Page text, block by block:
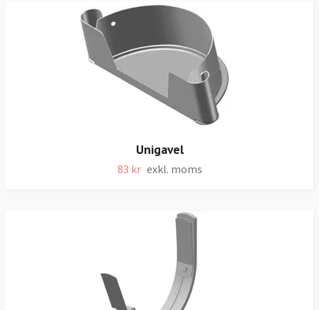
Unigavel
83 kr exkl. moms